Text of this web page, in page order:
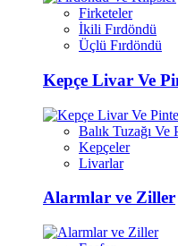
Firketeler
İkili Fırdöndü
Üçlü Fırdöndü
Kepçe Livar Ve
Balık Tuzağı Ve
Kepçeler
Livarlar
Alarmlar ve Ziller